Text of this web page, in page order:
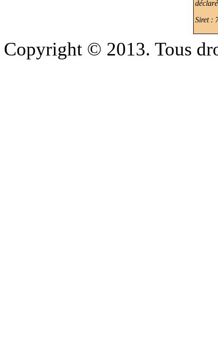
Siret :
Copyright © 2013. Tous